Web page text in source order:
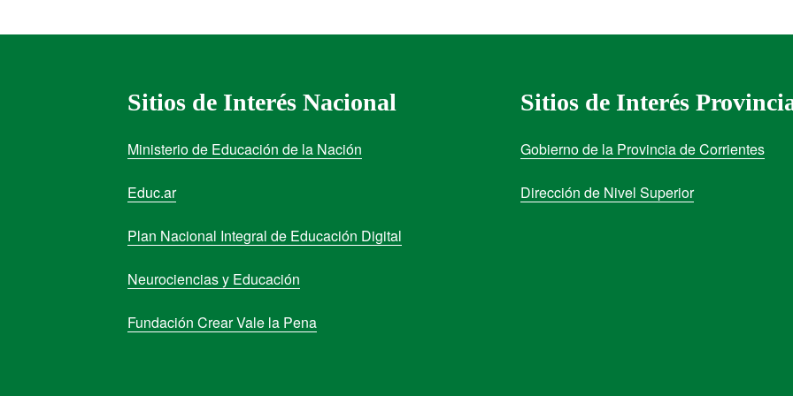
Sitios de Interés Nacional
Ministerio de Educación de la Nación
Educ.ar
Plan Nacional Integral de Educación Digital
Neurociencias y Educación
Fundación Crear Vale la Pena
Sitios de Interés
Gobierno de la Provincia de Corrientes
Dirección de Nivel Superior